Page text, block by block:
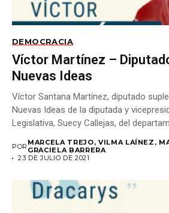
DEMOCRACIA
Víctor Martínez –
Nuevas Ideas
Víctor Santana Martínez, diputado
Nuevas Ideas de la diputada y
Legislativa, Suecy Callejas, del
POR MARCELA TREJO, VILMA LAÍNEZ,
GRACIELA BARRERA
23 DE JULIO DE 2021